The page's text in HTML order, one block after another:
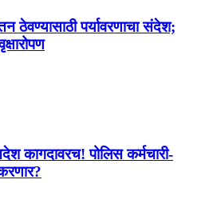
ठेवण्यासाठी पर्यावरणाचा संदेश;
कागदावरच! पोलिस कर्मचारी-